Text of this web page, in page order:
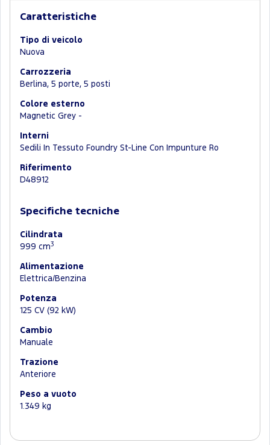
Caratteristiche
Tipo di veicolo
Nuova
Carrozzeria
Berlina, 5 porte, 5 posti
Colore esterno
Magnetic Grey -
Interni
Sedili In Tessuto Foundry St-Line Con Impunture Ro
Riferimento
D48912
Specifiche tecniche
Cilindrata
999 cm3
Alimentazione
Elettrica/Benzina
Potenza
125 CV (92 kW)
Cambio
Manuale
Trazione
Anteriore
Peso a vuoto
1.349 kg